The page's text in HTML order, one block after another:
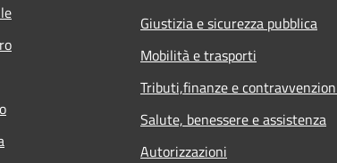
Giustizia e sicurezza pubblica
Mobilità e trasporti
Tributi,finanze e
Salute, benessere e assistenza
Autorizzazioni